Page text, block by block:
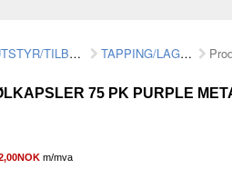
UTSTYR/TILBEHØR TAPPING/LAGRING
75 PK PURPLE
m/mva